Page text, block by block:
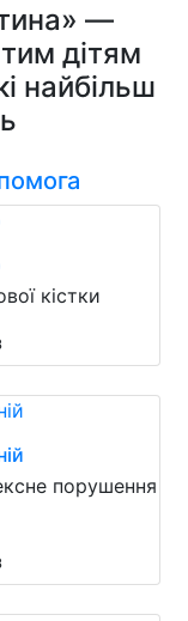
—
дітям
найбільш
кістки
порушення